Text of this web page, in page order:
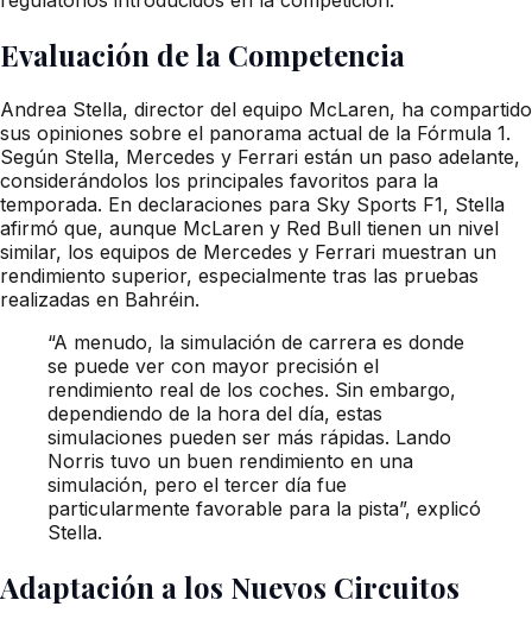
Evaluación de la Competencia
Andrea Stella, director del equipo McLaren, ha compartido
sus opiniones sobre el panorama actual de la Fórmula 1.
Según Stella, Mercedes y Ferrari están un paso adelante,
considerándolos los principales favoritos para la
temporada. En declaraciones para Sky Sports F1, Stella
afirmó que, aunque McLaren y Red Bull tienen un nivel
similar, los equipos de Mercedes y Ferrari muestran un
rendimiento superior, especialmente tras las pruebas
realizadas en Bahréin.
“A menudo, la simulación de carrera es donde
se puede ver con mayor precisión el
rendimiento real de los coches. Sin embargo,
dependiendo de la hora del día, estas
simulaciones pueden ser más rápidas. Lando
Norris tuvo un buen rendimiento en una
simulación, pero el tercer día fue
particularmente favorable para la pista”, explicó
Stella.
Adaptación a los Nuevos Circuitos